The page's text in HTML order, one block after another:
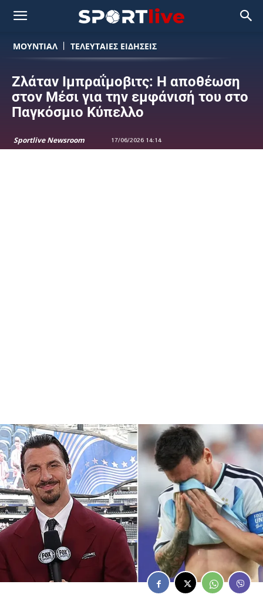
ΜΟΥΝΤΙΆΛ ΤΕΛΕΥΤΑΙΕΣ ΕΙΔΗΣΕΙΣ
Ζλάταν Ιμπραΐμοβιτς: Η αποθέωση
στον Μέσι για την εμφάνισή του στο
Παγκόσμιο Κύπελλο
Sportlive Newsroom 17/06/2026 14:14